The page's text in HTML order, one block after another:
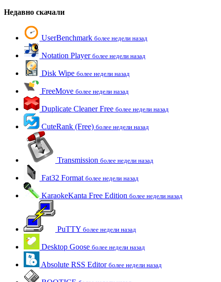
Недавно скачали
UserBenchmark более недели назад
Notation Player более недели назад
Disk Wipe более недели назад
FreeMove более недели назад
Duplicate Cleaner Free более недели назад
CuteRank (Free) более недели назад
Transmission более недели назад
Fat32 Format более недели назад
KaraokeKanta Free Edition более недели назад
PuTTY более недели назад
Desktop Goose более недели назад
Absolute RSS Editor более недели назад